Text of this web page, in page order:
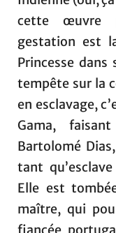
cette œuvre
gestation est
Princesse dans
tempête sur la
en esclavage,
Gama,
Bartolomé
tant
Elle est
maître, qui